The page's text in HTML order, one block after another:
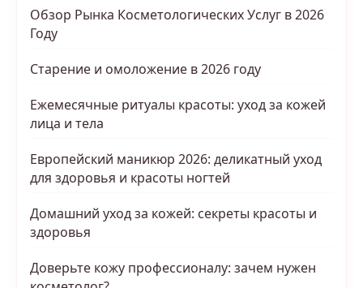
Обзор Рынка Косметологических Услуг в 2026
Году
Старение и омоложение в 2026 году
Ежемесячные ритуалы красоты: уход за кожей
лица и тела
Европейский маникюр 2026: деликатный уход
для здоровья и красоты ногтей
Домашний уход за кожей: секреты красоты и
здоровья
Доверьте кожу профессионалу: зачем нужен